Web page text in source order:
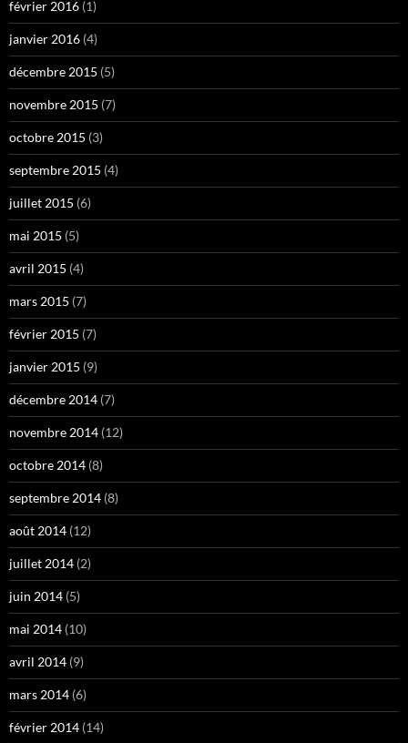
février 2016 (1)
janvier 2016 (4)
décembre 2015 (5)
novembre 2015 (7)
octobre 2015 (3)
septembre 2015 (4)
juillet 2015 (6)
mai 2015 (5)
avril 2015 (4)
mars 2015 (7)
février 2015 (7)
janvier 2015 (9)
décembre 2014 (7)
novembre 2014 (12)
octobre 2014 (8)
septembre 2014 (8)
août 2014 (12)
juillet 2014 (2)
juin 2014 (5)
mai 2014 (10)
avril 2014 (9)
mars 2014 (6)
février 2014 (14)